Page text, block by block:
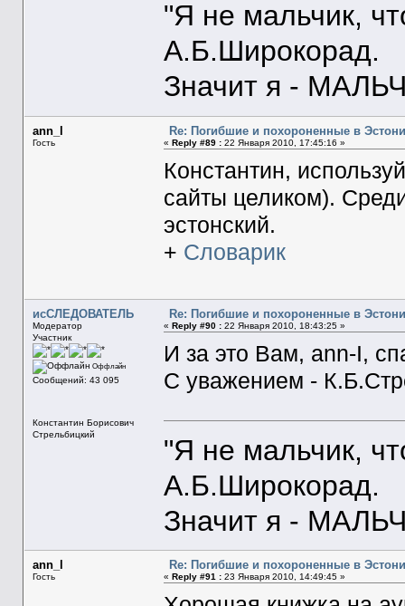
"Я не мальчик,
А.Б.Широкорад.
Значит я -
ann_l
Гость
Re: Погибшие и похороненные в
« Reply #89 :22 Января 2010, 17:45:16 »
Константин,
сайты целиком).
эстонский.
+ Словарик
исСЛЕДОВАТЕЛЬ
Модератор
Участник
Оффлайн
Сообщений: 43 095
Константин Борисович
Стрельбицкий
Re: Погибшие и похороненные в
« Reply #90 :22 Января 2010, 18:43:25 »
И за это Вам, ann-I,
С уважением -
"Я не мальчик,
А.Б.Широкорад.
Значит я -
ann_l
Гость
Re: Погибшие и похороненные в
« Reply #91 :23 Января 2010, 14:49:45 »